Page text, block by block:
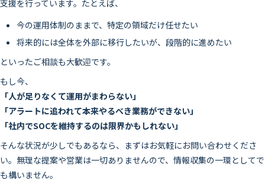
支援を行っています。たとえば、
今の運用体制のままで、特定の領域だけ任せたい
将来的には全体を外部に移行したいが、段階的に進めたい
といったご相談も大歓迎です。
もし今、
「人が足りなくて運用がまわらない」
「アラートに追われて本来やるべき業務ができない」
「社内でSOCを維持するのは限界かもしれない」
そんな状況が少しでもあるなら、まずはお気軽にお問い合わせくださ
い。無理な提案や営業は一切ありませんので、情報収集の一環としてで
も構いません。